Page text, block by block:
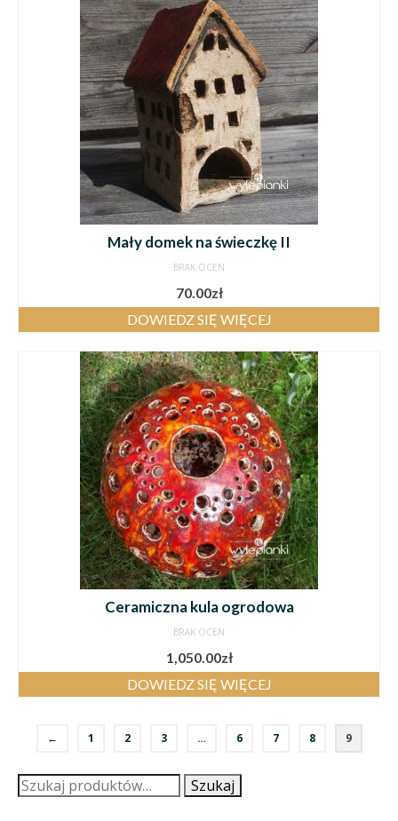
Mały domek na świeczkę II
BRAK OCEN
70.00zł
DOWIEDZ SIĘ WIĘCEJ
Ceramiczna kula ogrodowa
BRAK OCEN
1,050.00zł
DOWIEDZ SIĘ WIĘCEJ
← 1 2 3 … 6 7 8 9
Szukaj: Szukaj